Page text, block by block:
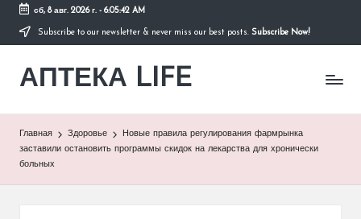
Перейти
содержимому
сб, 8 авг. 2026 г.- 6:05:42 AM
Subscribe to our newsletter & never miss our best posts. Subscribe Now!
АПТЕКА LIFE
сайт
образе
Главная Здоровье
Новые правила регулирования фармрынка
заставили остановить программы скидок на лекарства для хронически
больных